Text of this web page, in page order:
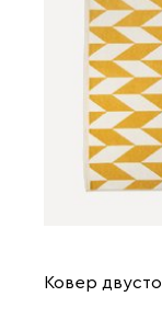
Ковер